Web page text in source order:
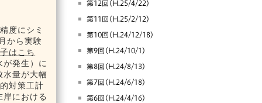
度にシミ
から実験
はこち
が発生）に
水量が大幅
対策工計
における